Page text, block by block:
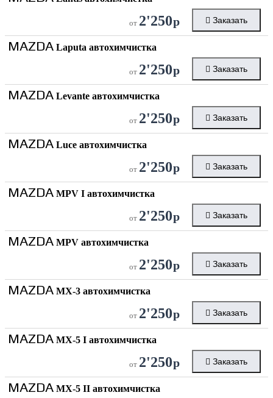
от 2'250р Заказать
MAZDA Laputa автохимчистка
от 2'250р Заказать
MAZDA Levante автохимчистка
от 2'250р Заказать
MAZDA Luce автохимчистка
от 2'250р Заказать
MAZDA MPV I автохимчистка
от 2'250р Заказать
MAZDA MPV автохимчистка
от 2'250р Заказать
MAZDA MX-3 автохимчистка
от 2'250р Заказать
MAZDA MX-5 I автохимчистка
от 2'250р Заказать
MAZDA MX-5 II автохимчистка